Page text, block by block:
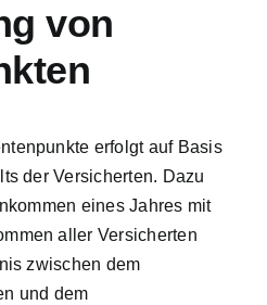
von
erfolgt auf Basis
der Versicherten. Dazu
eines Jahres mit
aller Versicherten
zwischen dem
und dem